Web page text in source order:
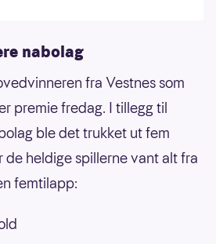
nabolag
fra Vestnes som
premie fredag. I tillegg til
ble det trukket ut fem
de heldige spillerne vant alt fra
femtilapp: